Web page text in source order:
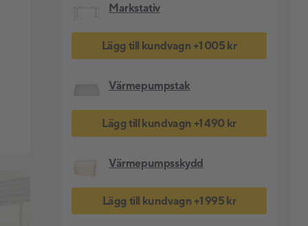
Markstativ
Lägg till kundvagn +1 005 kr
Värmepumpstak
Lägg till kundvagn +1 490 kr
Värmepumpsskydd
Lägg till kundvagn +1 995 kr